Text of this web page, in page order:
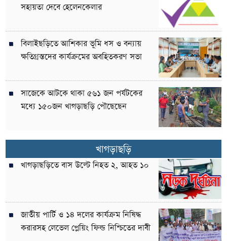
সহায়তা দেবে হেলেনকেলার
বিলাইছড়িতে আশিকার ভূমি ধস ও বন্যায়
ক্ষতিগ্রস্তদের কার্যক্রমের অবহিতকরণ সভা
সাজেকে আটকে থাকা ৫৬১ জন পর্যটকের
মধ্যে ১৫০জন খাগড়াছড়ি পৌছেছেন
খাগড়াছড়ি
খাগড়াছড়িতে বাস উল্টে নিহত ২, আহত ১০
জাতীয় পার্টি ও ১৪ দলের কার্যক্রম নিষিদ্ধ
করারসহ লেভেল প্লেয়িং ফিল্ড নিশ্চিতের দাবী